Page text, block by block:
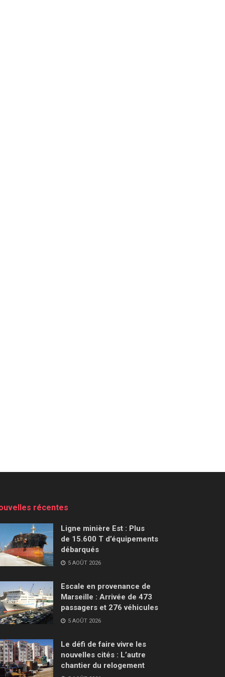
récentes
Ligne minière Est : Plus
de 15.600 T d’équipements
débarqués
5 AOÛT 2026
Escale en provenance de
Marseille : Arrivée de 473
passagers et 276 véhicules
5 AOÛT 2026
Le défi de faire vivre les
nouvelles cités : L’autre
chantier du relogement